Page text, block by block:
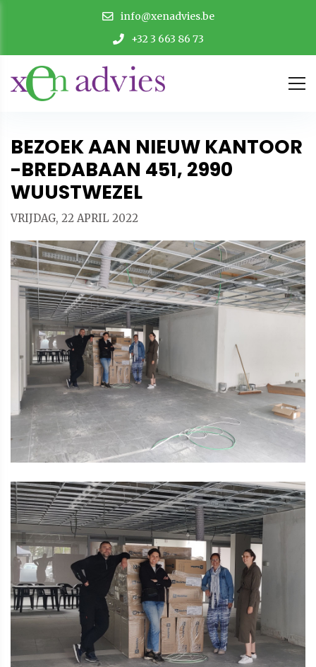
info@xenadvies.be
+32 3 663 86 73
BEZOEK AAN NIEUW KANTOOR
-BREDABAAN 451, 2990
WUUSTWEZEL
VRIJDAG, 22 APRIL 2022